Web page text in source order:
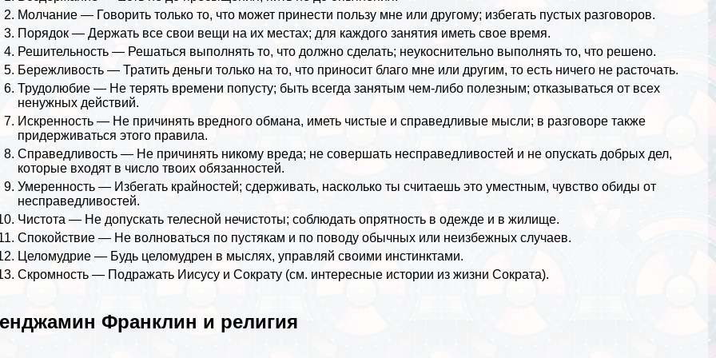
Молчание — Говорить только то, что может принести пользу мне или другому; избегать пустых разговоров.
Порядок — Держать все свои вещи на их местах; для каждого занятия иметь свое время.
Решительность — Решаться выполнять то, что должно сделать; неукоснительно выполнять то, что решено.
Бережливость — Тратить деньги только на то, что приносит благо мне или другим, то есть ничего не расточать.
Трудолюбие — Не терять времени попусту; быть всегда занятым чем-либо полезным; отказываться от всех
ненужных действий.
Искренность — Не причинять вредного обмана, иметь чистые и справедливые мысли; в разговоре также
придерживаться этого правила.
Справедливость — Не причинять никому вреда; не совершать несправедливостей и не опускать добрых дел,
которые входят в число твоих обязанностей.
Умеренность — Избегать крайностей; сдерживать, насколько ты считаешь это уместным, чувство обиды от
несправедливостей.
Чистота — Не допускать телесной нечистоты; соблюдать опрятность в одежде и в жилище.
Спокойствие — Не волноваться по пустякам и по поводу обычных или неизбежных случаев.
Целомудрие — Будь целомудрен в мыслях, управляй своими инстинктами.
Скромность — Подражать Иисусу иСократу (см. интересные истории из жизни Сократа).
Франклин и религия